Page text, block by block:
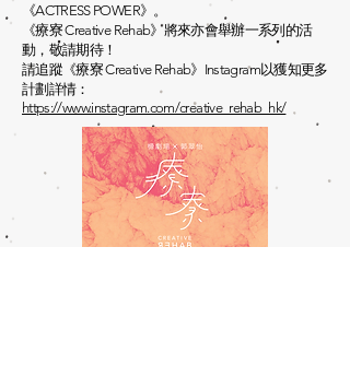
《ACTRESS POWER》。
《療寮 Creative Rehab》將來亦會舉辦一系列的活
動，敬請期待！
請追蹤《療寮 Creative Rehab》Instagram以獲知更多
計劃詳情：
https://www.instagram.com/creative_rehab_hk/